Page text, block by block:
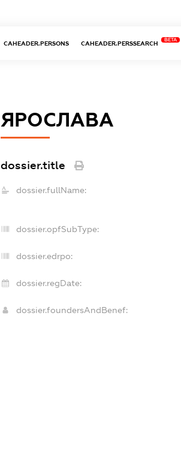
CAHEADER.PERSONS CAHEADER.PERSSEARCH
BETA
ЯРОСЛАВА
dossier.title
dossier.fullName:
dossier.opfSubType:
dossier.edrpo:
dossier.regDate:
dossier.foundersAndBenef: